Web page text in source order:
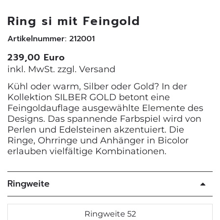
Ring si mit Feingold
Artikelnummer: 212001
239,00 Euro
inkl. MwSt. zzgl. Versand
Kühl oder warm, Silber oder Gold? In der
Kollektion SILBER GOLD betont eine
Feingoldauflage ausgewählte Elemente des
Designs. Das spannende Farbspiel wird von
Perlen und Edelsteinen akzentuiert. Die
Ringe, Ohrringe und Anhänger in Bicolor
erlauben vielfältige Kombinationen.
Ringweite
Ringweite 52